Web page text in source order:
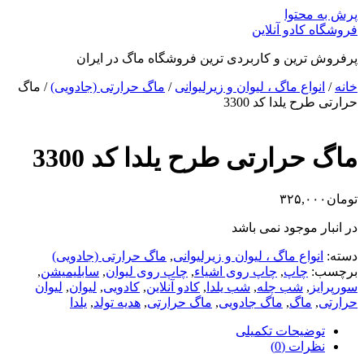
پرش به محتوا
فروشگاه کادو آنلاین
پرفروش ترین و کاربردی ترین فروشگاه ماگ در ایران
خانه / انواع ماگ ، لیوان و زیرلیوانی / ماگ حرارتی (جادویی)/ ماگ
حرارتی طرح یلدا کد 3300
ماگ حرارتی طرح یلدا کد 3300
تومان ۳۲۵,۰۰۰
در انبار موجود نمی باشد
دسته: انواع ماگ ، لیوان و زیرلیوانی, ماگ حرارتی (جادویی)
برچسب: چاپ, چاپ روی اشیاء, چاپ روی لیوان, سابلیمیشن,
سورپرایز , شب چله, شب یلدا , کادو آنلاین, کادویی, لیوان, لیوان
حرارتی, ماگ, ماگ جادویی, ماگ حرارتی, هدیه تولد, یلدا
توضیحات تکمیلی
نظرات (0)